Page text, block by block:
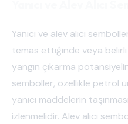
Yanıcı ve alev alıcı
temas ettiğinde veya belirli
yangın çıkarma
semboller, özellikle petrol
yanıcı maddelerin
izlenmelidir. Alev alıcı